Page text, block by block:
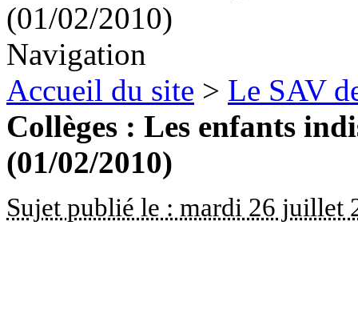
(01/02/2010)
Navigation
Accueil du site > Le SAV
Collèges : Les enfants
(01/02/2010)
Sujet publié le : mardi 26 juillet